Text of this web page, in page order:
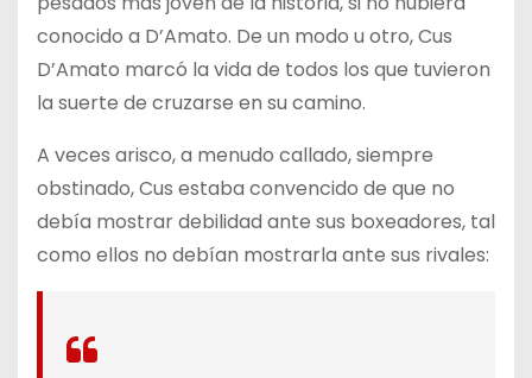
conocido a D’Amato. De un modo u otro, Cus
D’Amato marcó la vida de todos los que tuvieron
la suerte de cruzarse en su camino.
A veces arisco, a menudo callado, siempre
obstinado, Cus estaba convencido de que no
debía mostrar debilidad ante sus boxeadores, tal
como ellos no debían mostrarla ante sus rivales: